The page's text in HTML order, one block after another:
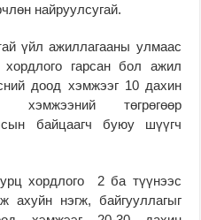
найруулсугай.
үйл ажиллагааны улмаас
гарсан бол ажил
доод хэмжээг 10 дахин
хэмжээний төгрөгөөр
байцаагч буюу шүүгч
хордлого 2 ба түүнээс
ахуйн нэгж, байгууллагыг